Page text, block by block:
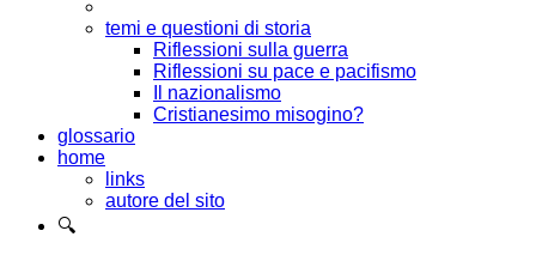
temi e questioni di storia
Riflessioni sulla guerra
Riflessioni su pace e pacifismo
Il nazionalismo
Cristianesimo misogino?
glossario
home
links
autore del sito
🔍